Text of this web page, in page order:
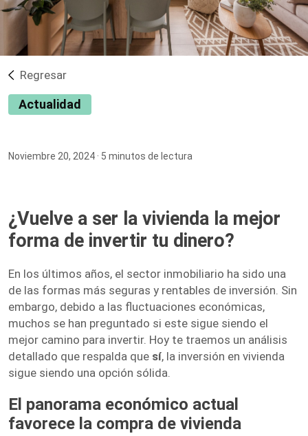
Regresar
Actualidad
Noviembre 20, 2024 · 5 minutos de lectura
¿Vuelve a ser la vivienda la mejor
forma de invertir tu dinero?
En los últimos años, el sector inmobiliario ha sido una
de las formas más seguras y rentables de inversión. Sin
embargo, debido a las fluctuaciones económicas,
muchos se han preguntado si este sigue siendo el
mejor camino para invertir. Hoy te traemos un análisis
detallado que respalda que sí, la inversión en vivienda
sigue siendo una opción sólida.
El panorama económico actual
favorece la compra de vivienda